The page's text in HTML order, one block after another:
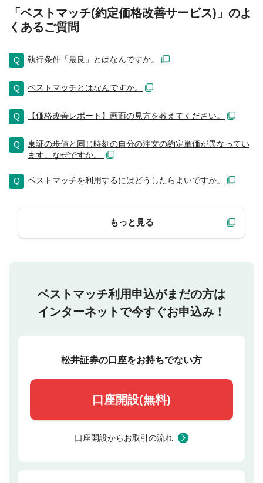
「ベストマッチ(約定価格改善サービス)」のよ
くあるご質問
執行条件「最良」とはなんですか。
ベストマッチとはなんですか。
【価格改善レポート】画面の見方を教えてください。
東証の歩値と同じ時刻の自分の注文の約定単価が異なってい
ます。なぜですか。
ベストマッチを利用するにはどうしたらよいですか。
もっと見る
ベストマッチ利用申込がまだの方は
インターネットで今すぐお申込み！
松井証券の口座をお持ちでない方
口座開設(無料)
口座開設からお取引の流れ